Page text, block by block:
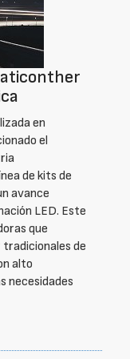
en
el
de kits de
avance
LED. Este
que
tradicionales de
alto
necesidades